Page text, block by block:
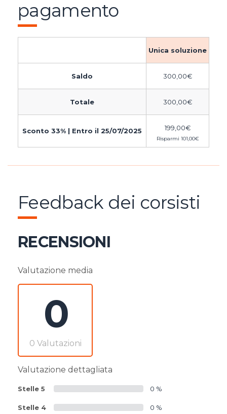
pagamento
Unica soluzione
Saldo 300,00€
Totale 300,00€
Sconto 33% | Entro il 25/07/2025 199,00€
Risparmi 101,00€
Feedback dei corsisti
RECENSIONI
Valutazione media
0
0 Valutazioni
Valutazione dettagliata
Stelle 5 0 %
Stelle 4 0 %